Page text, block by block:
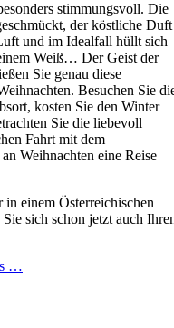
stimmungsvoll. Die
der köstliche Duft
und im Idealfall hüllt sich
Weiß… Der Geist der
Sie genau diese
Besuchen Sie
kosten Sie den Winter
Sie die liebevoll
Fahrt mit dem
Weihnachten eine Reise
einem Österreichischen
sich schon jetzt auch
…